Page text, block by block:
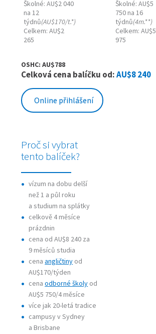
Školné: AU$2 040
na 12
týdnů(AU$170/t.*)
Celkem: AU$2
265
Školné: AU$5
750 na 16
týdnů(4m.**)
Celkem: AU$5
975
OSHC: AU$788
Celková cena balíčku od:AU$8 240
Online přihlášení
Proč si vybrat
tento balíček?
vízum na dobu delší
než 1 a půl roku
a studium na splátky
celkově 4 měsíce
prázdnin
cena od AU$8 240 za
9 měsíců studia
cenaangličtiny od
AU$170/týden
cenaodborné školy od
AU$5 750/4 měsíce
více jak 20-letá tradice
campusy v Sydney
a Brisbane